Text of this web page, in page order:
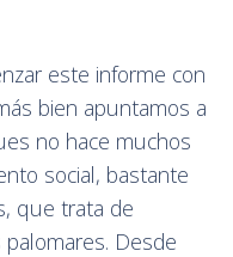
este informe con
bien apuntamos a
no hace muchos
social, bastante
que trata de
Desde